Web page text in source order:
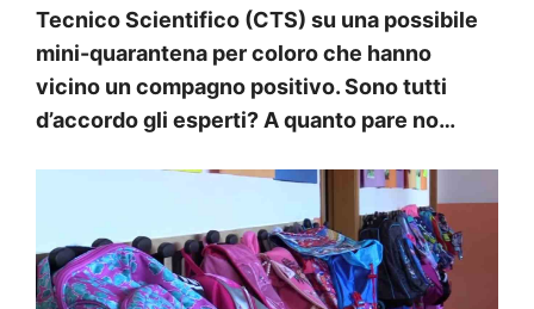
Tecnico Scientifico (CTS) su una possibile
mini-quarantena per coloro che hanno
vicino un compagno positivo. Sono tutti
d’accordo gli esperti? A quanto pare no…